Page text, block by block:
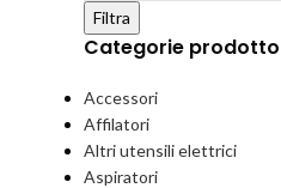
Filtra
Categorie prodotto
Accessori
Affilatori
Altri utensili elettrici
Aspiratori